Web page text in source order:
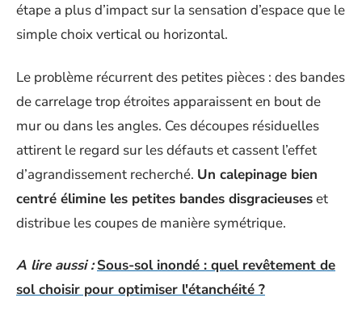
étape a plus d’impact sur la sensation d’espace que le
simple choix vertical ou horizontal.
Le problème récurrent des petites pièces : des bandes
de carrelage trop étroites apparaissent en bout de
mur ou dans les angles. Ces découpes résiduelles
attirent le regard sur les défauts et cassent l’effet
d’agrandissement recherché. Un calepinage bien
centré élimine les petites bandes disgracieuseset
distribue les coupes de manière symétrique.
A lire aussi : Sous-sol inondé : quel revêtement de
sol choisir pour optimiser l'étanchéité ?